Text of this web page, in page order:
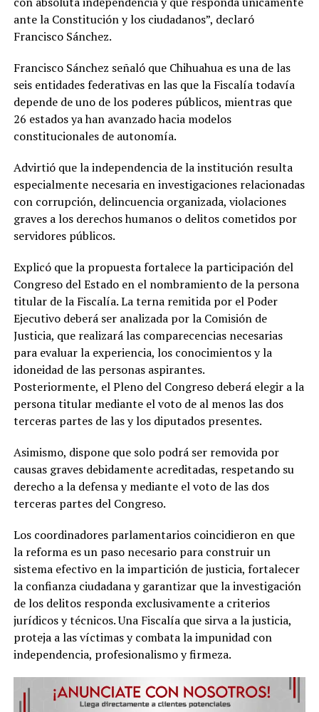
ante la Constitución y los ciudadanos”, declaró
Francisco Sánchez.
Francisco Sánchez señaló que Chihuahua es una de las
seis entidades federativas en las que la Fiscalía todavía
depende de uno de los poderes públicos, mientras que
26 estados ya han avanzado hacia modelos
constitucionales de autonomía.
Advirtió que la independencia de la institución resulta
especialmente necesaria en investigaciones relacionadas
con corrupción, delincuencia organizada, violaciones
graves a los derechos humanos o delitos cometidos por
servidores públicos.
Explicó que la propuesta fortalece la participación del
Congreso del Estado en el nombramiento de la persona
titular de la Fiscalía. La terna remitida por el Poder
Ejecutivo deberá ser analizada por la Comisión de
Justicia, que realizará las comparecencias necesarias
para evaluar la experiencia, los conocimientos y la
idoneidad de las personas aspirantes.
Posteriormente, el Pleno del Congreso deberá elegir a la
persona titular mediante el voto de al menos las dos
terceras partes de las y los diputados presentes.
Asimismo, dispone que solo podrá ser removida por
causas graves debidamente acreditadas, respetando su
derecho a la defensa y mediante el voto de las dos
terceras partes del Congreso.
Los coordinadores parlamentarios coincidieron en que
la reforma es un paso necesario para construir un
sistema efectivo en la impartición de justicia, fortalecer
la confianza ciudadana y garantizar que la investigación
de los delitos responda exclusivamente a criterios
jurídicos y técnicos. Una Fiscalía que sirva a la justicia,
proteja a las víctimas y combata la impunidad con
independencia, profesionalismo y firmeza.